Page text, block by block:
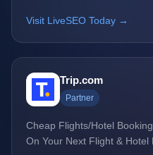
Visit LiveSEO Today →
Trip.com
Partner
Cheap Flights/Hotel
On Your Next Flight & Hotel